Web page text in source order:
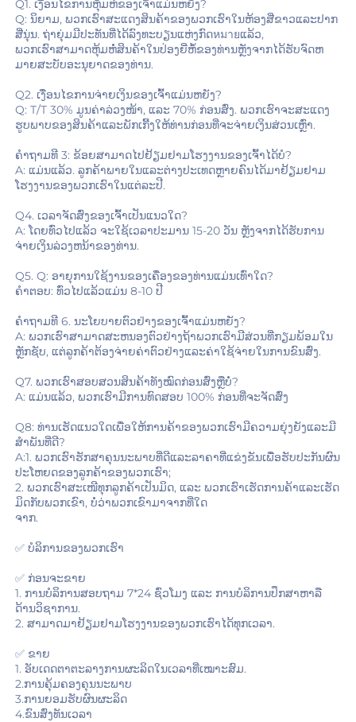
Q1. ເງື່ອນໄຂການຫຸ້ມຫໍ່ຂອງເຈົ້າແມ່ນຫຍັງ?
Q: ນິຍາມ, ພວກເຮົາສະແດງສິນຄ້າຂອງພວກເຮົາໃນຫ້ອງສີ່ຂາວແລະປາກ
ສີ່ນຸ່ນ. ຖ່າຍຸ່ມມີປະທັນທີ່ໄດ້ລົງທະບຽນແຫ່ງກົດหมายແລ້ວ,
ພວກ​ເຮົາ​ສາ​ມາດ​ຫຸ້ມ​ຫໍ່​ສິນ​ຄ້າ​ໃນ​ປ່ອງ​ຍີ່​ຫໍ້​ຂອງ​ທ່ານ​ຫຼັງ​ຈາກ​ໄດ້​ຮັບ​ຈົດ​ຫ
ມາຍ​ສະ​ບັບ​ອະ​ນຸ​ຍາດ​ຂອງ​ທ່ານ​.
Q2. ເງື່ອນໄຂການຈ່າຍເງິນຂອງເຈົ້າແມ່ນຫຍັງ?
Q: T/T 30% ມູນຄ່າລ່ວງໜ້າ, ແລະ 70% ກ່ອນສົ່ງ. ພວກເຮົາຈະສະແດງ
ຮູບພາບຂອງສິນຄ້າແລະພັກເກີ້ງໃຫ້ທ່ານກ່ອນທີ່ຈະຈ່າຍເງິນສ່ວນເຫຼົ່າ.
ຄຳຖາມທີ 3: ຂ້ອຍສາມາດໄປຢ້ຽມຢາມໂຮງງານຂອງເຈົ້າໄດ້ບໍ?
A: ແມ່ນແລ້ວ. ລູກຄ້າພາຍໃນແລະຕ່າງປະເທດຫຼາຍຄົນໄດ້ມາຢ້ຽມຢາມ
ໂຮງງານຂອງພວກເຮົາໃນແຕ່ລະປີ.
Q4. ເວລາຈັດສົ່ງຂອງເຈົ້າເປັນແນວໃດ?
A: ໂດຍທົ່ວໄປແລ້ວ ຈະໃຊ້ເວລາປະມານ 15-20 ວັນ ຫຼັງຈາກໄດ້ຮັບການ
ຈ່າຍເງິນລ່ວງຫນ້າຂອງທ່ານ.
Q5. Q: ອາຍຸການໃຊ້ງານຂອງເຄື່ອງຂອງທ່ານແມ່ນເທົ່າໃດ?
ຄຳຕອບ: ທົ່ວໄປແລ້ວແມ່ນ 8-10 ປີ
ຄໍາຖາມທີ 6. ນະໂຍບາຍຕົວຢ່າງຂອງເຈົ້າແມ່ນຫຍັງ?
A: ພວກເຮົາສາມາດສະຫນອງຕົວຢ່າງຖ້າພວກເຮົາມີສ່ວນທີ່ກຽມພ້ອມໃນ
ຫຼັກຊັບ, ແຕ່ລູກຄ້າຕ້ອງຈ່າຍຄ່າຕົວຢ່າງແລະຄ່າໃຊ້ຈ່າຍໃນການຂົນສົ່ງ.
Q7. ພວກເຮົາສອບສວນສິນຄ້າທັງໝົດກ່ອນສົ່ງຫຼືບໍ່?
A: ແມ່ນແລ້ວ, ພວກເຮົາມີການທົດສອບ 100% ກ່ອນທີ່ຈະຈັດສົ່ງ
Q8: ທ່ານເຮັດແນວໃດເພື່ອໃຫ້ການຄ້າຂອງພວກເຮົາມີຄວາມຍຸ່ງຍັງແລະມີ
ສຳພັນທີ່ດີ?
A:1. ພວກເຮົາຮັກສາຄຸນນະພາບທີ່ດີແລະລາຄາທີ່ແຂ່ງຂັນເພື່ອຮັບປະກັນຜົນ
ປະໂຫຍດຂອງລູກຄ້າຂອງພວກເຮົາ;
2. ພວກເຮົາສະເໜີທຸກລູກຄ້າເປັນມິດ, ແລະ ພວກເຮົາເຮັດການຄ້າແລະເຮັດ
ມິດກັບພວກເຂົາ, ບໍ່ວ່າພວກເຂົາມາຈາກທີ່ໃດ
ຈາກ.
✅ ບໍລິການຂອງພວກເຮົາ
✅ ກ່ອນຈະຂາຍ
1. ການບໍລິການສອບຖາມ 7*24 ຊົ່ວໂມງ ແລະ ການບໍລິການປຶກສາຫາລື
ດ້ານວິຊາການ.
2. ສາມາດມາຢ້ຽມຢາມໂຮງງານຂອງພວກເຮົາໄດ້ທຸກເວລາ.
✅ ຂາຍ
1. ອັບເດດຕາຕະລາງການຜະລິດໃນເວລາທີ່ເໝາະສົມ.
2.ການຄຸ້ມຄອງຄຸນນະພາບ
3.ການຍອມຮັບຜົນຜະລິດ
4.ຂົນສົ່ງທັນເວລາ